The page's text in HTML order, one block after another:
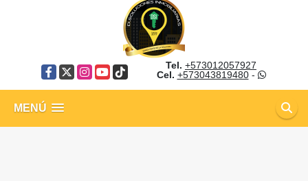
Facebook
X Instagram
YouTube
TikTok
Tel. +573012057927
Cel. +573043819480-
MENÚ